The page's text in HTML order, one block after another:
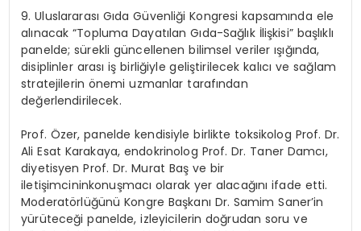
9. Uluslararası Gıda Güvenliği Kongresi kapsamında ele
alınacak “Topluma Dayatılan Gıda-Sağlık İlişkisi” başlıklı
panelde; sürekli güncellenen bilimsel veriler ışığında,
disiplinler arası iş birliğiyle geliştirilecek kalıcı ve sağlam
stratejilerin önemi uzmanlar tarafından
değerlendirilecek.
Prof. Özer,paneldekendisiyle birlikte toksikolog Prof. Dr.
Ali Esat Karakaya, endokrinolog Prof. Dr. Taner Damcı,
diyetisyen Prof. Dr. Murat Baş ve bir
iletişimcininkonuşmacı olarak yer alacağını ifade etti.
Moderatörlüğünü Kongre Başkanı Dr. Samim Saner’in
yürüteceği panelde,izleyicilerin doğrudan soru ve